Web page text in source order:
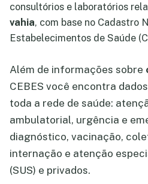
consultórios e laboratórios
vahia, com base no Cadastro
Estabelecimentos de Saúde
Além de informações sobre
CEBES você encontra
toda a rede de saúde:
ambulatorial, urgência e
diagnóstico, vacinação,
internação e atenção
(SUS) e privados.